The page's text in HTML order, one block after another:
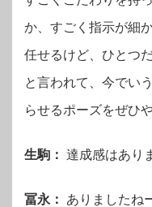
か、すごく指示が細
任せるけど、ひとつ
と言われて、今でい
らせるポーズをぜひ
生駒： 達成感はあり
冨永：
ありましたね